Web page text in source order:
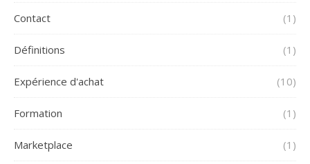
Contact (1)
Définitions (1)
Expérience d'achat (10)
Formation (1)
Marketplace (1)